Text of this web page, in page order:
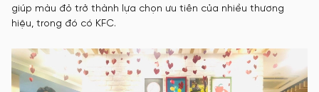
giúp màu đỏ trở thành lựa chọn ưu tiên của nhiều thương
hiệu, trong đó có KFC.